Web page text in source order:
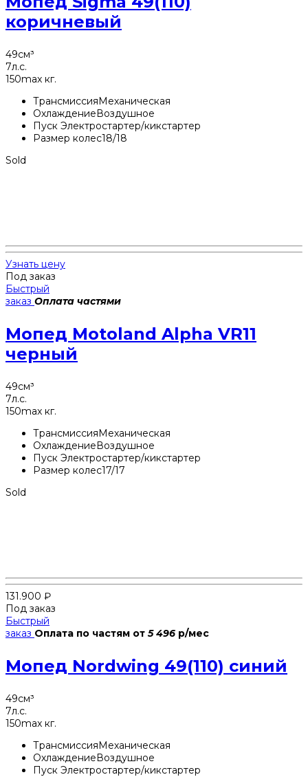
коричневый
49см³
7л.с.
150max кг.
ТрансмиссияМеханическая
ОхлаждениеВоздушное
Пуск Электростартер/кикстартер
Размер колес18/18
Sold
Узнать цену
Под заказ
Быстрый
заказ Оплата частями
Мопед Motoland Alpha VR11
черный
49см³
7л.с.
150max кг.
ТрансмиссияМеханическая
ОхлаждениеВоздушное
Пуск Электростартер/кикстартер
Размер колес17/17
Sold
131.900 ₽
Под заказ
Быстрый
заказ Оплата по частям от5 496 р/мес
Мопед Nordwing 49(110) синий
49см³
7л.с.
150max кг.
ТрансмиссияМеханическая
ОхлаждениеВоздушное
Пуск Электростартер/кикстартер